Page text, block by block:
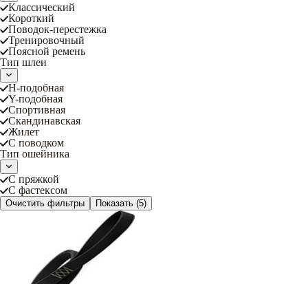
Классический
Короткий
Поводок-перестежка
Тренировочный
Поясной ремень
Тип шлеи
Н-подобная
Y-подобная
Спортивная
Скандинавская
Жилет
С поводком
Тип ошейника
С пряжкой
С фастексом
Очистить фильтры Показать (5)